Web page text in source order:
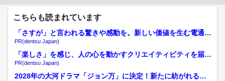
こちらも読まれています
「さすが」と言われる驚きや感動を。新しい価値を生む電通の
挑戦
PR(dentsu Japan)
「楽しさ」を感じ、人の心を動かすクリエイティビティを届け
る
PR(dentsu Japan)
2028年の大河ドラマ「ジョン万」に決定！新たに紡がれる土